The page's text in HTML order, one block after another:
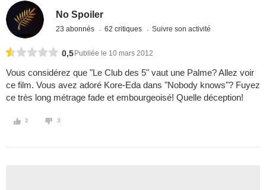
No Spoiler
23 abonnés 62 critiques Suivre son activité
0,5 Publiée le 10 mars 2012
Vous considérez que "Le Club des 5" vaut une Palme? Allez voir
ce film. Vous avez adoré Kore-Eda dans "Nobody knows"? Fuyez
ce très long métrage fade et embourgeoisé! Quelle déception!
2 3